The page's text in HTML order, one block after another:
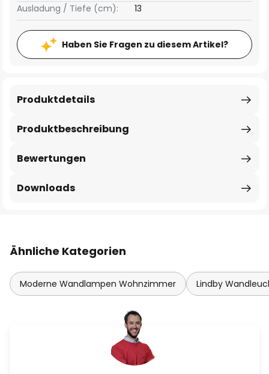
Ausladung / Tiefe (cm): 13
Haben Sie Fragen zu diesem Artikel?
Produktbeschreibung
Produktdetails
Bewertungen
Downloads
Ähnliche Kategorien
Moderne Wandlampen Wohnzimmer Lindby